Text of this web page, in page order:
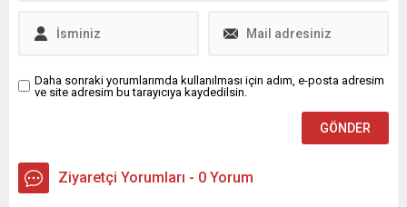
arasında açık bir anlaşma...
Daha sonraki yorumlarımda kullanılması için adım, e-posta adresim
ve site adresim bu tarayıcıya kaydedilsin.
Ziyaretçi Yorumları - 0 Yorum